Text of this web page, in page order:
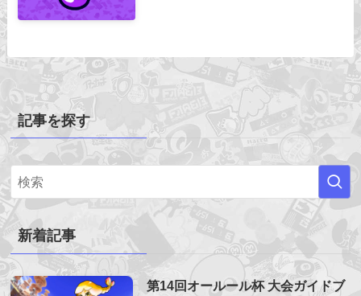
記事を探す
新着記事
第14回オールール杯 大会ガイドブ